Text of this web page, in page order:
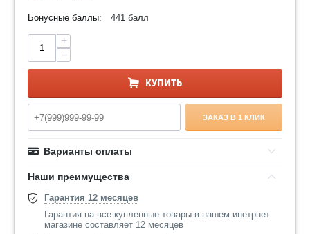
Бонусные баллы: 441 балл
+
−
КУПИТЬ
ЗАКАЗ В 1 КЛИК
Варианты оплаты
Наши преимущества
Гарантия 12 месяцев
Гарантия на все купленные товары в нашем инетрнет
магазине составляет 12 месяцев